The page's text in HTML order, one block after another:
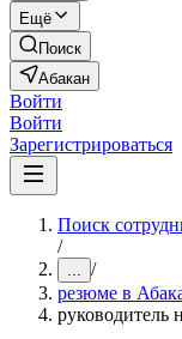
Ещё
Поиск
Абакан
Войти
Войти
Зарегистрироваться
Поиск
/
... /
резюме в
руководитель